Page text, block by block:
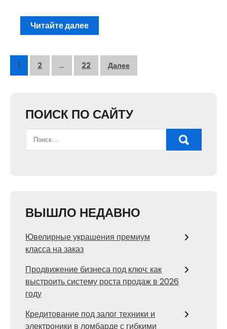
Читайте далее
Пагинация
1 2 … 22 Далее
ПОИСК ПО САЙТУ
ВЫШЛО НЕДАВНО
Ювелирные украшения премиум
класса на заказ
Продвижение бизнеса под ключ: как
выстроить систему роста продаж в 2026
году
Кредитование под залог техники и
электроники в ломбарде с гибкими